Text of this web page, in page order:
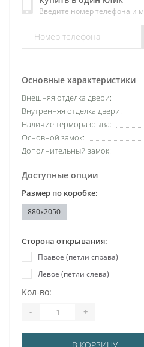
Введите номер телефона и
Основные характеристики
Внешняя отделка двери:
Внутренняя отделка двери:
Наличие терморазрыва:
Основной замок:
Дополнительный замок:
Доступные опции
Размер по коробке:
880x2050
Сторона открывания:
Правое (петли справа)
Левое (петли слева)
Кол-во:
- +
В КОРЗИНУ